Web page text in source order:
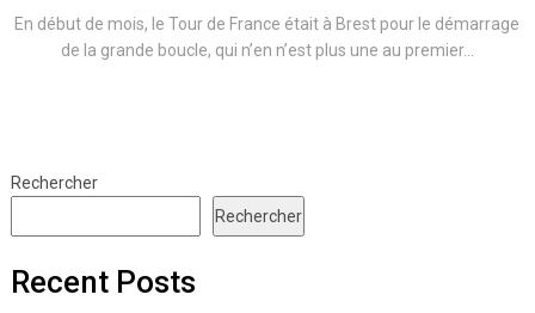
En début de mois, le Tour de France était à Brest pour le démarrage
de la grande boucle, qui n’en n’est plus une au premier...
Rechercher
Rechercher
Recent Posts